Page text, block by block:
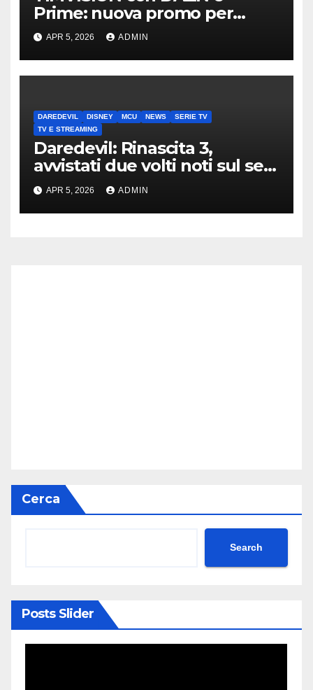
Prime: nuova promo per
clienti TIM
APR 5, 2026 ADMIN
DAREDEVIL DISNEY MCU NEWS
SERIE TV
TV E STREAMING
Daredevil: Rinascita 3,
avvistati due volti noti sul set
di New York
APR 5, 2026 ADMIN
Cerca
Search
Posts Slider